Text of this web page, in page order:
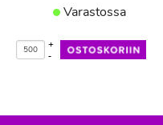
Varastossa
-
+